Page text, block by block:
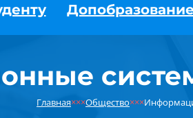
Допобразование
Главная×××Общество×××